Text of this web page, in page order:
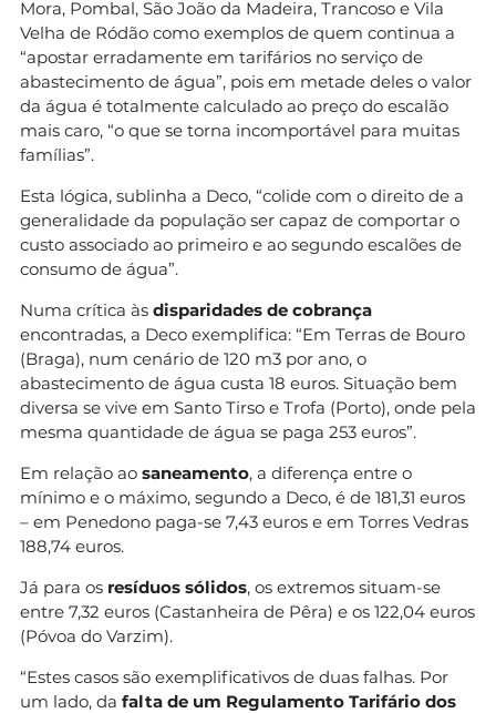
Mora, Pombal, São João da Madeira, Trancoso e Vila
Velha de Ródão como exemplos de quem continua a
“apostar erradamente em tarifários no serviço de
abastecimento de água”, pois em metade deles o valor
da água é totalmente calculado ao preço do escalão
mais caro, “o que se torna incomportável para muitas
famílias”.
Esta lógica, sublinha a Deco, “colide com o direito de a
generalidade da população ser capaz de comportar o
custo associado ao primeiro e ao segundo escalões de
consumo de água”.
Numa crítica às disparidades de cobrança
encontradas, a Deco exemplifica: “Em Terras de Bouro
(Braga), num cenário de 120 m3 por ano, o
abastecimento de água custa 18 euros. Situação bem
diversa se vive em Santo Tirso e Trofa (Porto), onde pela
mesma quantidade de água se paga 253 euros”.
Em relação ao saneamento, a diferença entre o
mínimo e o máximo, segundo a Deco, é de 181,31 euros
– em Penedono paga-se 7,43 euros e em Torres Vedras
188,74 euros.
Já para os resíduos sólidos, os extremos situam-se
entre 7,32 euros (Castanheira de Pêra) e os 122,04 euros
(Póvoa do Varzim).
“Estes casos são exemplificativos de duas falhas. Por
um lado, da falta de um Regulamento Tarifário dos